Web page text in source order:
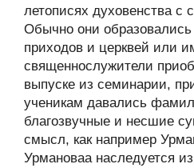
летописях духовенства с
Обычно они образовались
приходов и церквей или
священнослужители
выпуске из семинарии,
ученикам давались
благозвучные и несшие
смысл, как например
Урмановаа наследуется